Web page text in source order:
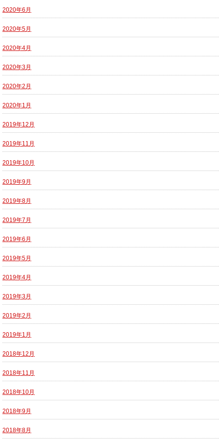
2020年6月
2020年5月
2020年4月
2020年3月
2020年2月
2020年1月
2019年12月
2019年11月
2019年10月
2019年9月
2019年8月
2019年7月
2019年6月
2019年5月
2019年4月
2019年3月
2019年2月
2019年1月
2018年12月
2018年11月
2018年10月
2018年9月
2018年8月